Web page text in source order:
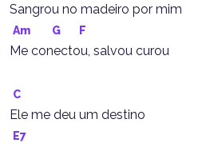
Sangrou no madeiro por mim
Am G F
Me conectou, salvou curou
C
Ele me deu um destino
E7